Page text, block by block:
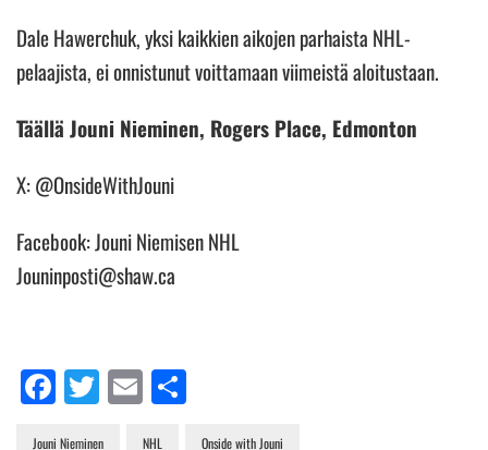
Dale Hawerchuk, yksi kaikkien aikojen parhaista NHL-
pelaajista, ei onnistunut voittamaan viimeistä aloitustaan.
Täällä Jouni Nieminen, Rogers Place, Edmonton
X: @OnsideWithJouni
Facebook: Jouni Niemisen NHL
Jouninposti@shaw.ca
Facebook
Twitter
Email
Jouni Nieminen NHL Onside with Jouni